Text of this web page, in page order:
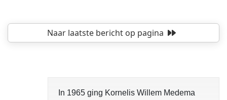
opgelost
Naar laatste berichtop pagina
In 1965 ging Kornelis Willem Medema